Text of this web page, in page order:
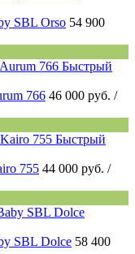
SBL Orso 54 900
Быстрый
766 46 000 руб. /
Быстрый
755 44 000 руб. /
SBL Dolce 58 400